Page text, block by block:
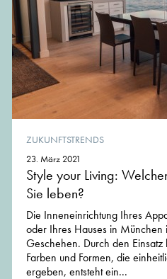
ZUKUNFTSTRENDS
23. März 2021
Style your Living:
Sie leben?
Die Inneneinrichtung Ihres
oder Ihres Hauses in München
Geschehen. Durch den
Farben und Formen, die
ergeben, entsteht ein...